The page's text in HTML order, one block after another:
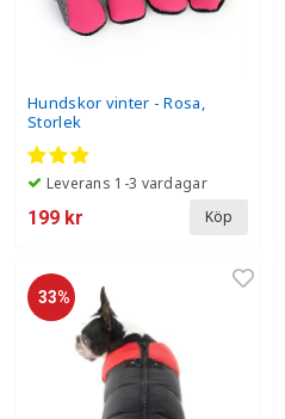
Hundskor vinter - Rosa,
Storlek
Leverans 1-3 vardagar
199 kr Köp
33%